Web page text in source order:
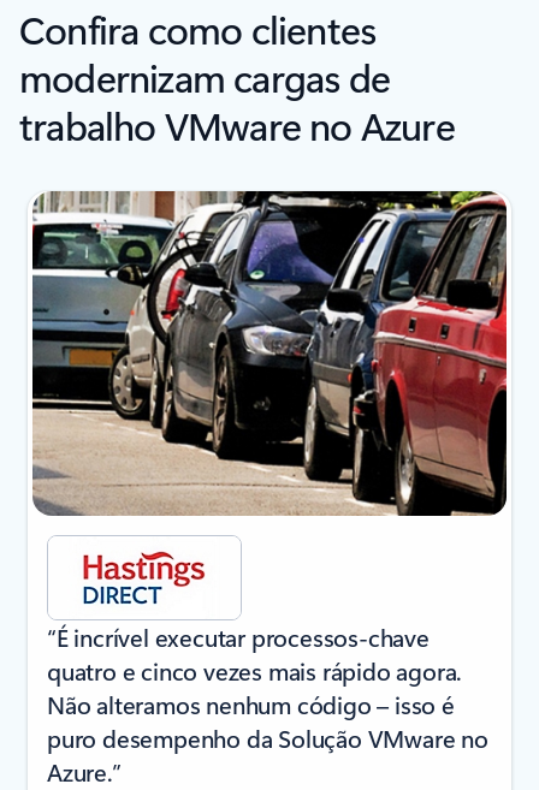
Confira como clientes
modernizam cargas de
trabalho VMware no Azure
Indicador de slide {0} {1}
“É incrível executar processos-chave
quatro e cinco vezes mais rápido agora.
Não alteramos nenhum código – isso é
puro desempenho da Solução VMware no
Azure.”